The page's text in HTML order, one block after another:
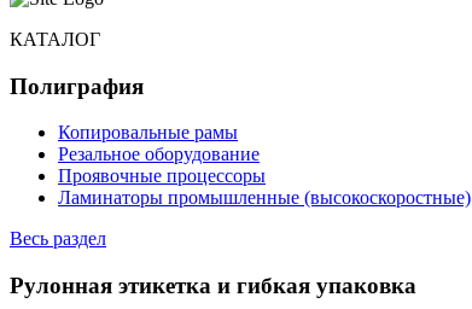
КАТАЛОГ
Полиграфия
Копировальные рамы
Резальное оборудование
Проявочные процессоры
Ламинаторы промышленные (высокоскоростные)
Весь раздел
Рулонная этикетка и гибкая упаковка